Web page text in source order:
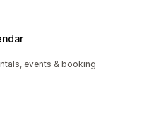
events & booking